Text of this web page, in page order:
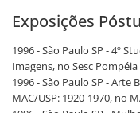
Exposições
1996 - São Paulo SP - 4º
Imagens, no Sesc Pompéia
1996 - São Paulo SP -
MAC/USP: 1920-1970, no